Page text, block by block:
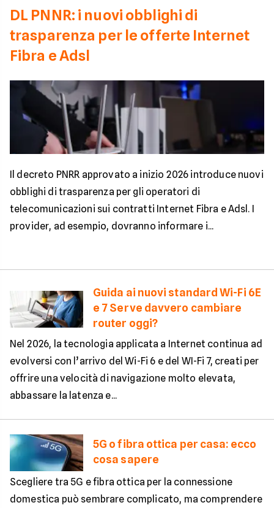
DL PNNR: i nuovi obblighi di
trasparenza per le offerte Internet
Fibra e Adsl
Il decreto PNRR approvato a inizio 2026 introduce nuovi
obblighi di trasparenza per gli operatori di
telecomunicazioni sui contratti Internet Fibra e Adsl. I
provider, ad esempio, dovranno informare i...
Guida ai nuovi standard Wi-Fi 6E
e 7 Serve davvero cambiare
router oggi?
Nel 2026, la tecnologia applicata a Internet continua ad
evolversi con l’arrivo del Wi-Fi 6 e del WI-Fi 7, creati per
offrire una velocità di navigazione molto elevata,
abbassare la latenza e...
5G o fibra ottica per casa: ecco
cosa sapere
Scegliere tra 5G e fibra ottica per la connessione
domestica può sembrare complicato, ma comprendere